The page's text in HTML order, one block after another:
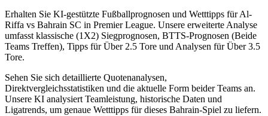
Erhalten Sie KI-gestützte Fußballprognosen und Wetttipps für Al-
Riffa vs Bahrain SC in Premier League. Unsere erweiterte Analyse
umfasst klassische (1X2) Siegprognosen, BTTS-Prognosen (Beide
Teams Treffen), Tipps für Über 2.5 Tore und Analysen für Über 3.5
Tore.
Sehen Sie sich detaillierte Quotenanalysen,
Direktvergleichsstatistiken und die aktuelle Form beider Teams an.
Unsere KI analysiert Teamleistung, historische Daten und
Ligatrends, um genaue Wetttipps für dieses Bahrain-Spiel zu liefern.